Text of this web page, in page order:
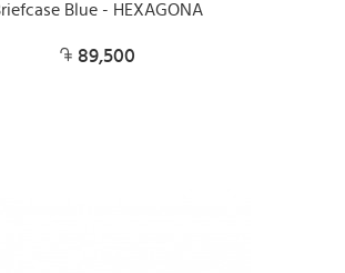
Blue - HEXAGONA
89,500